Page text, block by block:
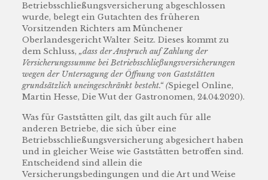
Betriebsschließungsversicherung abgeschlossen
wurde, belegt ein Gutachten des früheren
Vorsitzenden Richters am Münchener
Oberlandesgericht Walter Seitz. Dieses kommt zu
dem Schluss, „dass der Anspruch auf Zahlung der
Versicherungssumme bei Betriebsschließungsversicherungen
wegen der Untersagung der Öffnung von Gaststätten
grundsätzlich uneingeschränkt besteht.“ (Spiegel Online,
Martin Hesse, Die Wut der Gastronomen, 24.04.2020).
Was für Gaststätten gilt, das gilt auch für alle
anderen Betriebe, die sich über eine
Betriebsschließungsversicherung abgesichert haben
und in gleicher Weise wie Gaststätten betroffen sind.
Entscheidend sind allein die
Versicherungsbedingungen und die Art und Weise